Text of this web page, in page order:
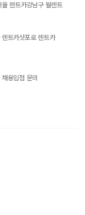
울 렌트카강남구 월렌트
렌트카삿포로 렌트카
채용입점 문의